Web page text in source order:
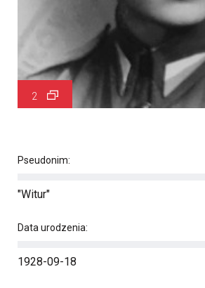
2
Pseudonim:
"Witur"
Data urodzenia:
1928-09-18